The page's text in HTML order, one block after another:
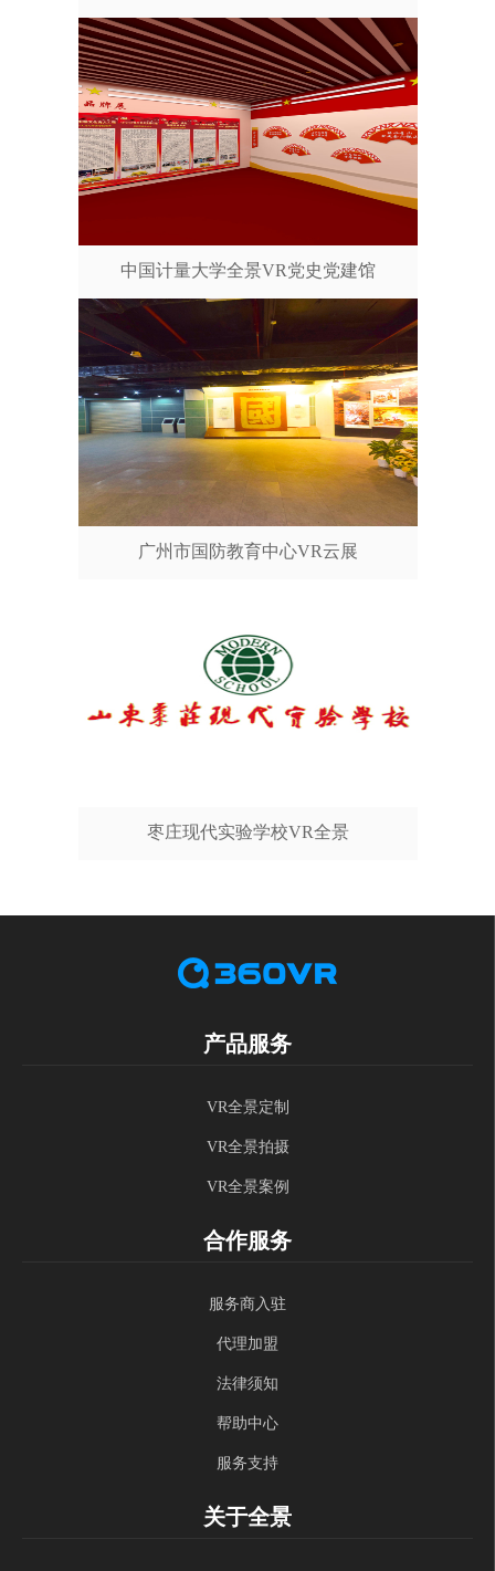
中国计量大学全景VR党史党建馆
广州市国防教育中心VR云展
枣庄现代实验学校VR全景
产品服务
VR全景定制
VR全景拍摄
VR全景案例
合作服务
服务商入驻
代理加盟
法律须知
帮助中心
服务支持
关于全景